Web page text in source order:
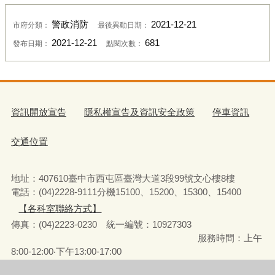
市府分類： 警政消防 最後異動日期： 2021-12-21
發布日期： 2021-12-21 點閱次數： 681
資訊開放宣告 隱私權宣告及資訊安全政策 停車資訊
交通位置
地址：407610臺中市西屯區臺灣大道3段99號文心樓8樓
電話：(04)2228-9111分機15100、15200、15300、15400
【各科室聯絡方式】
傳真：(04)2223-0230 統一編號： 10927303
服務時間：上午
8:00-12:00‧下午13:00-17:00